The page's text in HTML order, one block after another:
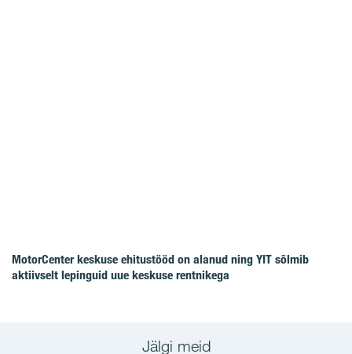
MotorCenter keskuse ehitustööd on alanud ning YIT sõlmib
aktiivselt lepinguid uue keskuse rentnikega
Jälgi meid